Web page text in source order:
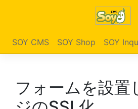
SOY CMS SOY Shop SOY
フォームを設置